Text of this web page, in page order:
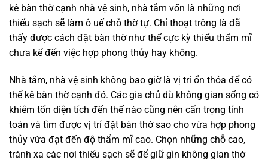
kê bàn thờ cạnh nhà vệ sinh, nhà tắm vốn là những nơi
thiếu sạch sẽ làm ô uế chỗ thờ tự. Chỉ thoạt trông là đã
thấy được cách đặt bàn thờ như thế cực kỳ thiếu thẩm mĩ
chưa kể đến việc hợp phong thủy hay không.
Nhà tắm, nhà vệ sinh không bao giờ là vị trí ổn thỏa để có
thể kê bàn thờ cạnh đó. Các gia chủ dù không gian sống có
khiêm tốn diện tích đến thế nào cũng nên cẩn trọng tính
toán và tìm được vị trí đặt bàn thờ sao cho vừa hợp phong
thủy vừa đạt đến độ thẩm mĩ cao. Chọn những chỗ cao,
tránh xa các nơi thiếu sạch sẽ để giữ gìn không gian thờ